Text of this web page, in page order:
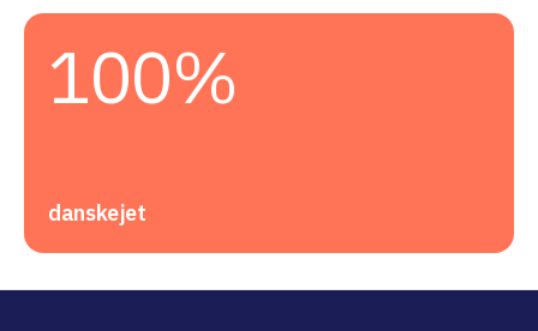
100%
danskejet